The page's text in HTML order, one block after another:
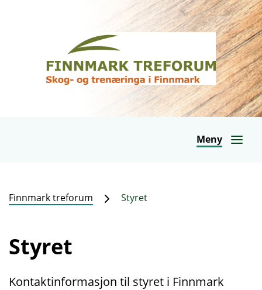
Meny
Finnmark treforum Styret
Styret
Kontaktinformasjon til styret i Finnmark